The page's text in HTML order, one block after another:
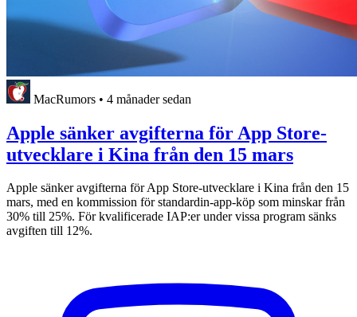
MacRumors • 4 månader sedan
Apple sänker avgifterna för App Store-
utvecklare i Kina från den 15 mars
Apple sänker avgifterna för App Store-utvecklare i Kina från den 15
mars, med en kommission för standardin-app-köp som minskar från
30% till 25%. För kvalificerade IAP:er under vissa program sänks
avgiften till 12%.